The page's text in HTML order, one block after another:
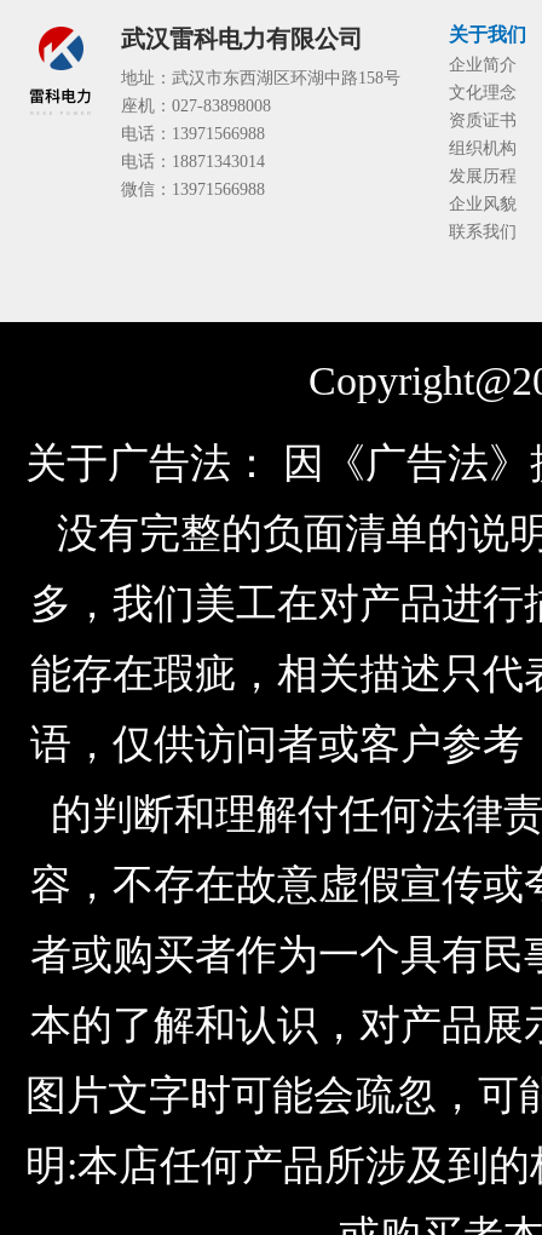
武汉雷科电力有限公司
地址：武汉市东西湖区环湖中路158号
座机：027-83898008
电话：13971566988
电话：18871343014
微信：13971566988
关于我们
企业简介
文化理念
资质证书
组织机构
发展历程
企业风貌
联系我们
关于广告法： 因《广告法
没有完整的负面清单的说
多，我们美工在对产品进
能存在瑕疵，相关描述只
语，仅供访问者或客户参
的判断和理解付任何法律
容，不存在故意虚假宣传
者或购买者作为一个具有
本的了解和认识，对产品
图片文字时可能会疏忽，
明:本店任何产品所涉及到